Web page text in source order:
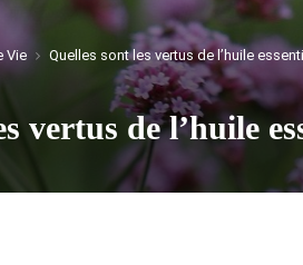
Vie Quelles sont les vertus de l’huile
vertus de l’huile